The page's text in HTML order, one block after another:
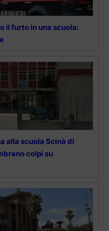
il furto in una scuola:
alla scuola Scinà di
colpi su